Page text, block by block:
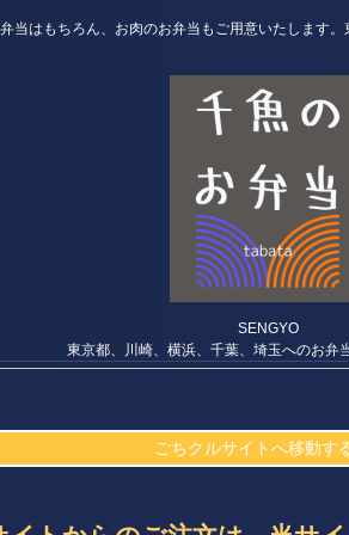
当はもちろん、お肉のお弁当もご用意いたします。
SENGYO
東京都、川崎、横浜、千葉、埼玉へのお弁
ごちクルサイトへ移動す